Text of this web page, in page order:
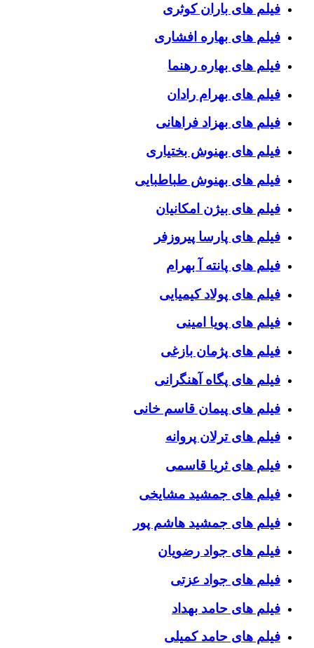
فیلم های باران کوثری
فیلم های بهاره افشاری
فیلم های بهاره رهنما
فیلم های بهرام رادان
فیلم های بهزاد فراهانی
فیلم های بهنوش بختیاری
فیلم های بهنوش طباطبایی
فیلم های بیژن امکانیان
فیلم های پارسا پیروزفر
فیلم های پانته آ بهرام
فیلم های پولاد کیمیایی
فیلم های پویا امینی
فیلم های پژمان بازغی
فیلم های پگاه آهنگرانی
فیلم های پیمان قاسم خانی
فیلم های ترلان پروانه
فیلم های ثریا قاسمی
فیلم های جمشید مشایخی
فیلم های جمشید هاشم پور
فیلم های جواد رضویان
فیلم های جواد عزتی
فیلم های حامد بهداد
فیلم های حامد کمیلی